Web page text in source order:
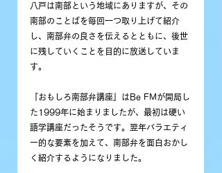
八戸は南部という地域にありますが、その
南部のことばを毎回一つ取り上げて紹介
し、南部弁の良さを伝えるとともに、後世
に残していくことを目的に放送していま
す。
『おもしろ南部弁講座』はBe FMが開局し
た1999年に始まりましたが、最初は硬い
語学講座だったそうです。翌年バラエティ
ー的な要素を加えて、南部弁を面白おかし
く紹介するようになりました。